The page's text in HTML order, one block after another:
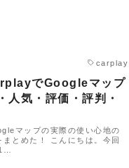
carplay
でGoogleマップ
人気・評価・評判・
マップの実際の使い心地の
とめた！ こんにちは。今回